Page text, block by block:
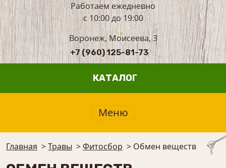
Работаем ежедневно
с 10:00 до 19:00
Воронеж, Моисеева, 3
+7 (960) 125-81-73
КАТАЛОГ
Меню
Главная >Травы >⁠Фитосбор > Обмен веществ